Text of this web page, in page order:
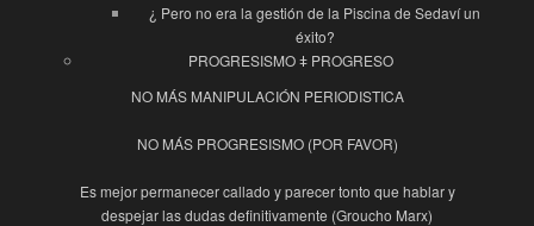
¿ Pero no era la gestión de la Piscina de Sedaví un
éxito?
PROGRESISMO ǂ PROGRESO
NO MÁS MANIPULACIÓN PERIODISTICA
NO MÁS PROGRESISMO (POR FAVOR)
Es mejor permanecer callado y parecer tonto que hablar y
despejar las dudas definitivamente (Groucho Marx)